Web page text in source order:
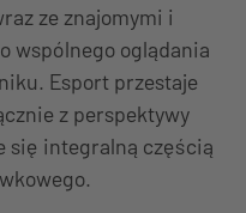
ze znajomymi i
wspólnego oglądania
Esport przestaje
z perspektywy
się integralną częścią